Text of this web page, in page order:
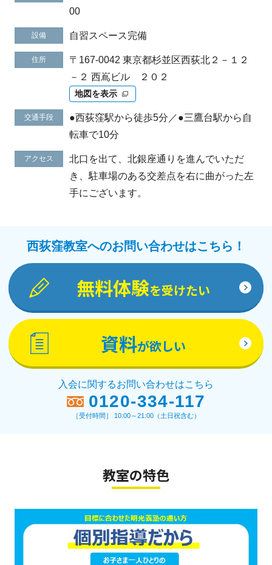
00
設備 自習スペース完備
住所
〒167-0042 東京都杉並区西荻北２－１２
－２ 西嶌ビル ２０２
地図を表示
交通手段
●西荻窪駅から徒歩5分／●三鷹台駅から自
転車で10分
アクセス
北口を出て、北銀座通りを進んでいただ
き、駐車場のある交差点を右に曲がった左
手にございます。
西荻窪教室へのお問い合わせはこちら！
無料体験を受けたい
資料が欲しい
入会に関するお問い合わせはこちら
0120-334-117
［受付時間］ 10:00～21:00（土日祝含む）
教室の特色